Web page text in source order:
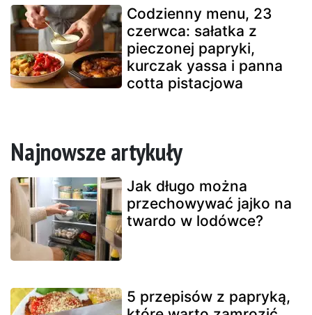
Codzienny menu, 23
czerwca: sałatka z
pieczonej papryki,
kurczak yassa i panna
cotta pistacjowa
Najnowsze artykuły
Jak długo można
przechowywać jajko na
twardo w lodówce?
5 przepisów z papryką,